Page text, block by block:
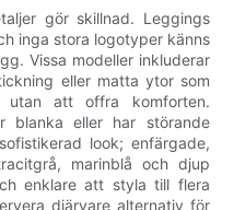
gör skillnad. Leggings
inga stora logotyper känns
Vissa modeller inkluderar
eller matta ytor som
utan att offra komforten.
blanka eller har störande
look; enfärgade,
marinblå och djup
enklare att styla till flera
djärvare alternativ för